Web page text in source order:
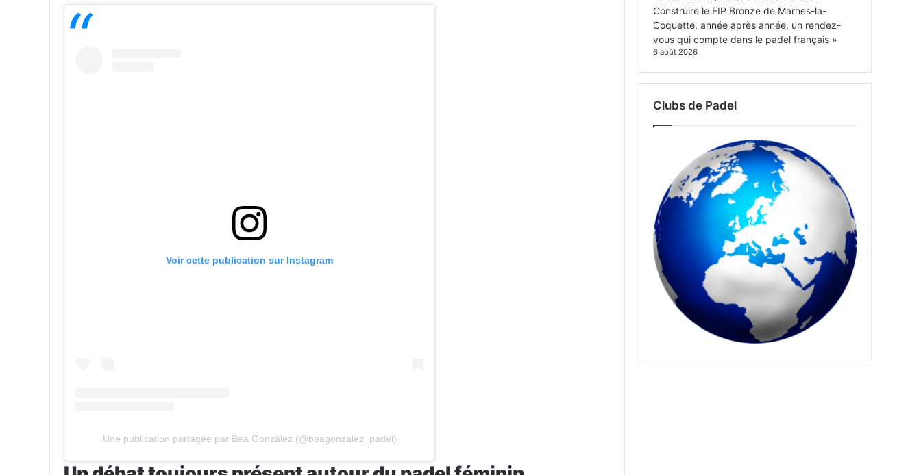
Voir cette publication sur Instagram
Une publication partagée par Bea González (@beagonzalez_padel)
Construire le FIP Bronze de Marnes-la-
Coquette, année après année, un rendez-
vous qui compte dans le padel français »
6 août 2026
Clubs de Padel